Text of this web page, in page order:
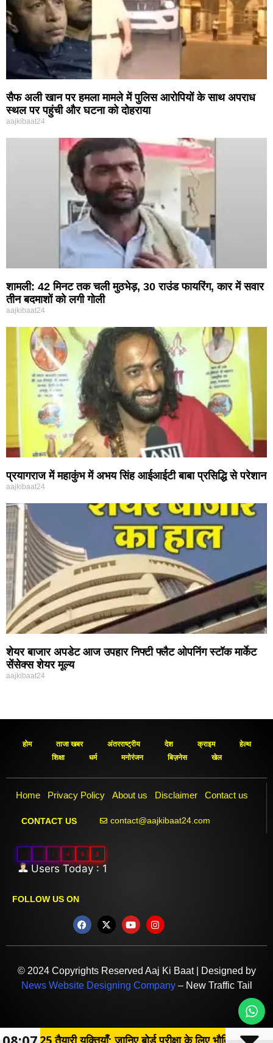
सैफ अली खान पर हमला मामले में पुलिस आरोपियों के साथ अपराध
स्थल पर पहुंची और घटना को दोहराया
aajkibaat24
शामली: 42 मिनट तक चली मुठभेड़, 30 राउंड फायरिंग, कार में सवार
तीन बदमाशों को लगी गोली
aajkibaat24
प्रयागराज में महाकुंभ में अभय सिंह आईआईटी बाबा प्रसिद्धि से परेशान
aajkibaat24
शेयर बाजार अपडेट आज उपहार निफ्टी फ्लैट ओपनिंग स्टॉक मार्केट
सेंसेक्स शेयर मूल्य
aajkibaat24
होम ताजा खबर अंतरराष्ट्रीय देश क्राइम
हेल्थ
शिक्षा
धर्म मनोरंजन बिज़नेस खेल
Home Privacy Policy About us Disclaimer Contact us
CONTACT US contact@aajkibaat24.com
0 0 1 4 8 5
Users Today : 1
FOLLOW US ON
© 2024 Copyrights Reserved Aaj Ki Baat | Designed by
News Website Designing Company – New Traffic Tail
2025 तैयारी युक्तियाँ; जानिए बोर्ड परीक्षा के लिए भौतिकी का